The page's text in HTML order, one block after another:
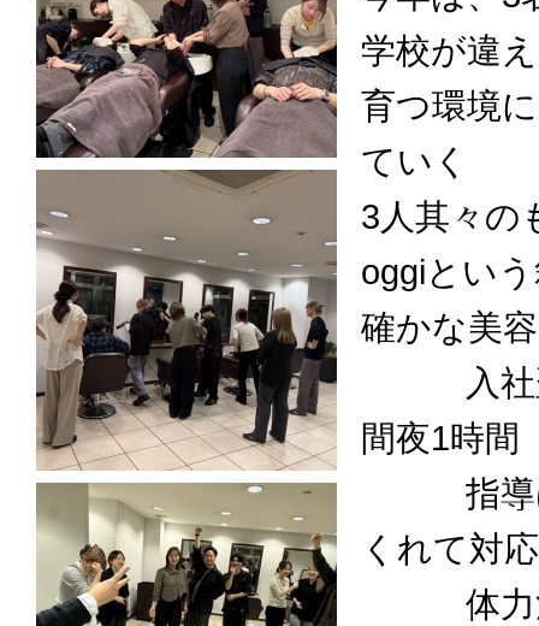
学校が違
育つ環境
ていく
3人其々の
oggiとい
確かな美
入社翌
間夜1時間
指導は
くれて対
体力消